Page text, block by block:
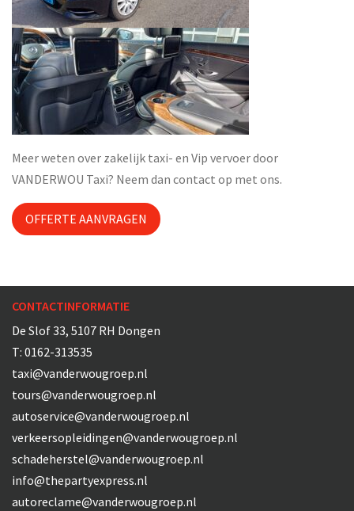
Meer weten over zakelijk taxi- en Vip vervoer door
VANDERWOU Taxi? Neem dan contact op met ons.
OFFERTE AANVRAGEN
CONTACTINFORMATIE
De Slof 33, 5107 RH Dongen
T: 0162-313535
taxi@vanderwougroep.nl
tours@vanderwougroep.nl
autoservice@vanderwougroep.nl
verkeersopleidingen@vanderwougroep.nl
schadeherstel@vanderwougroep.nl
info@thepartyexpress.nl
autoreclame@vanderwougroep.nl